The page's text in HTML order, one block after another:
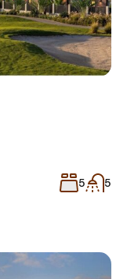
5 5